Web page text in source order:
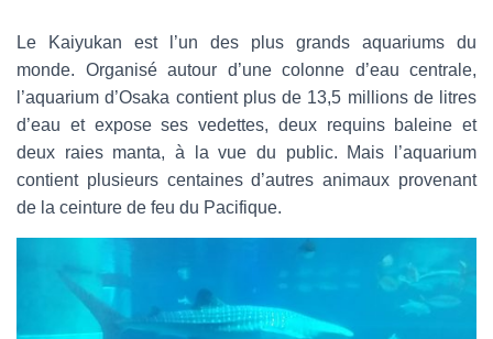
Le Kaiyukan est l’un des plus grands aquariums du
monde. Organisé autour d’une colonne d’eau centrale,
l’aquarium d’Osaka contient plus de 13,5 millions de litres
d’eau et expose ses vedettes, deux requins baleine et
deux raies manta, à la vue du public. Mais l’aquarium
contient plusieurs centaines d’autres animaux provenant
de la ceinture de feu du Pacifique.